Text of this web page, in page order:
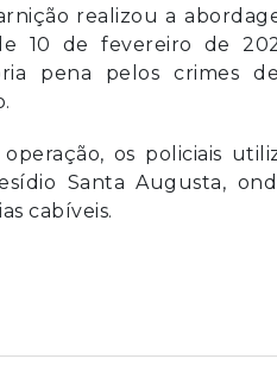
realizou a
10 de fevereiro de
pena pelos crimes
os policiais
Santa Augusta,
cabíveis.